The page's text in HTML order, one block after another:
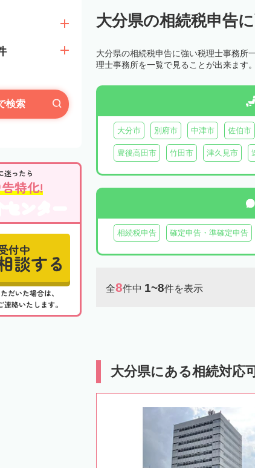
検索
迷ったら
特化!
ンター
付中
談する
だいた場合は、
絡いたします。
大分県の相続税申告
大分県の相続税申告に強い税理士事務所
理士事務所を一覧で見ることが出来ます
大分市 別府市 中津市 佐伯市
豊後高田市 竹田市 津久見市
相続税申告 確定申告・準確定申告
全8件中 1~8件を表示
大分県にある相続対応